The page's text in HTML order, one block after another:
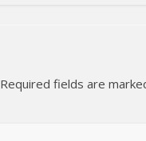
Required fields are